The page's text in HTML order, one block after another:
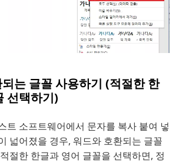
는 글꼴 사용하기 (적절한 한
선택하기)
트 소프트웨어에서 문자를 복사 붙여 넣
넓어졌을 경우, 워드와 호환되는 글꼴
절한 한글과 영어 글꼴을 선택하면, 정